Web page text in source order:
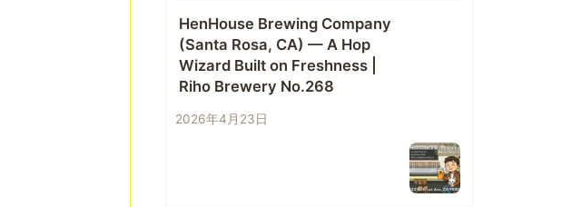
HenHouse Brewing Company
(Santa Rosa, CA) — A Hop
Wizard Built on Freshness |
Riho Brewery No.268
2026年4月23日